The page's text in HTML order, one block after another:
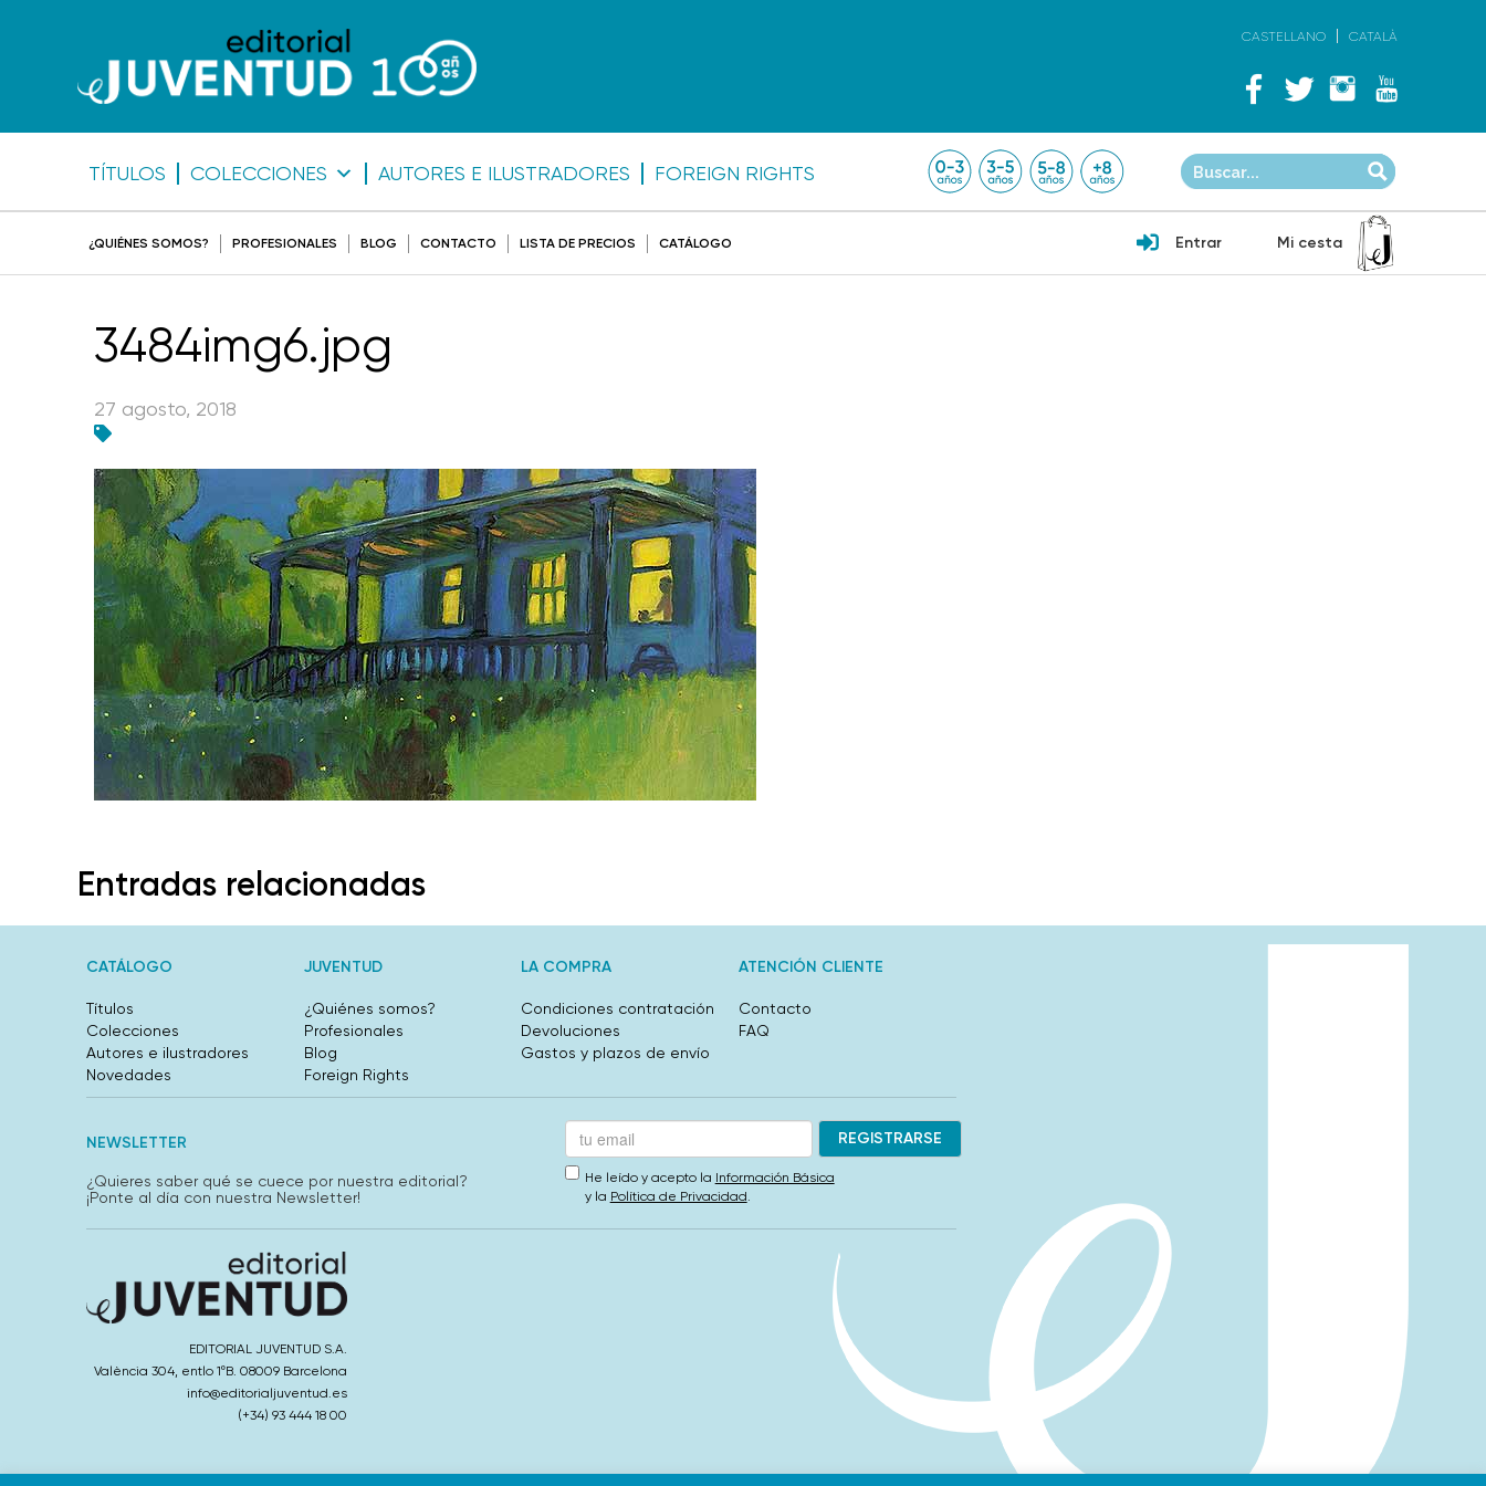
CASTELLANO CATALÀ
TÍTULOS COLECCIONES AUTORES E ILUSTRADORES FOREIGN RIGHTS
¿QUIÉNES SOMOS? PROFESIONALES BLOG CONTACTO LISTA DE PRECIOS CATÁLOGO Entrar Mi cesta
3484img6.jpg
27 agosto, 2018
Entradas relacionadas
CATÁLOGO
Títulos
Colecciones
Autores e ilustradores
Novedades
JUVENTUD
¿Quiénes somos?
Profesionales
Blog
Foreign Rights
LA COMPRA
Condiciones contratación
Devoluciones
Gastos y plazos de envío
ATENCIÓN CLIENTE
Contacto
FAQ
NEWSLETTER
¿Quieres saber qué se cuece por nuestra editorial?
¡Ponte al día con nuestra Newsletter!
He leído y acepto la Información Básica
y la Política de Privacidad.
EDITORIAL JUVENTUD S.A.
València 304, entlo 1ºB. 08009 Barcelona
info@editorialjuventud.es
(+34) 93 444 18 00